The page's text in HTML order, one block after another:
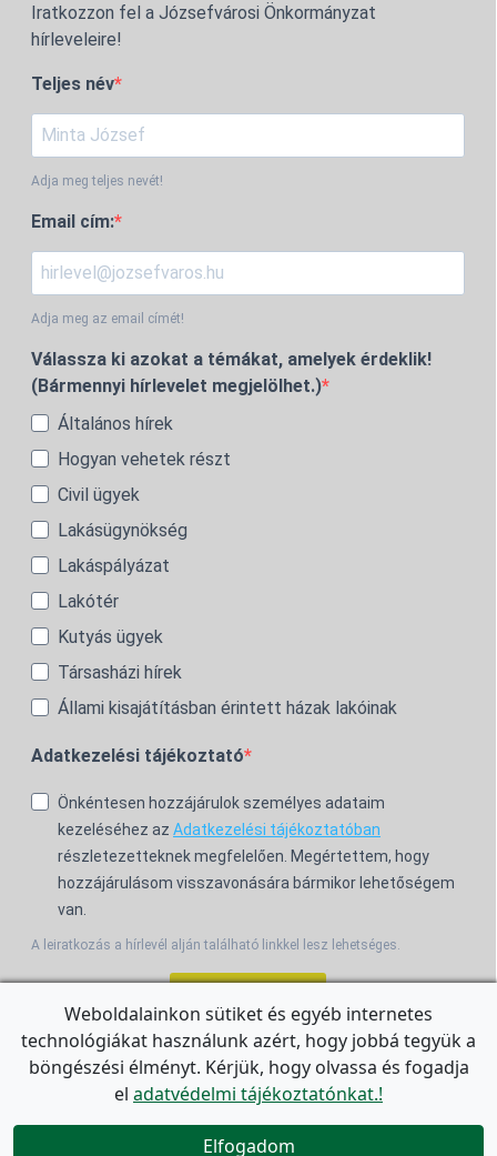
Iratkozzon fel a Józsefvárosi Önkormányzat
hírleveleire!
Teljes név
Adja meg teljes nevét!
Email cím:
Adja meg az email címét!
Válassza ki azokat a témákat, amelyek érdeklik!
(Bármennyi hírlevelet megjelölhet.)
Általános hírek
Hogyan vehetek részt
Civil ügyek
Lakásügynökség
Lakáspályázat
Lakótér
Kutyás ügyek
Társasházi hírek
Állami kisajátításban érintett házak lakóinak
Adatkezelési tájékoztató
Önkéntesen hozzájárulok személyes adataim
kezeléséhez az Adatkezelési tájékoztatóban
részletezetteknek megfelelően. Megértettem, hogy
hozzájárulásom visszavonására bármikor lehetőségem
van.
A leiratkozás a hírlevél alján található linkkel lesz lehetséges.
For the English Newsletter, clickHERE.

Weboldalainkon sütiket és egyéb internetes
technológiákat használunk azért, hogy jobbá tegyük a
böngészési élményt. Kérjük, hogy olvassa és fogadja
el adatvédelmi tájékoztatónkat.!
Elfogadom